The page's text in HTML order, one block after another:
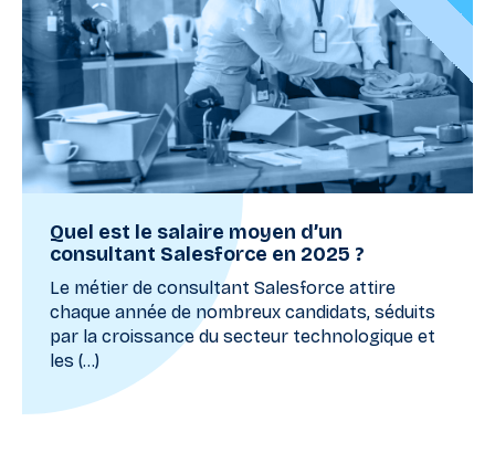
Quel est le salaire moyen d’un
consultant Salesforce en 2025 ?
Le métier de consultant Salesforce attire
chaque année de nombreux candidats, séduits
par la croissance du secteur technologique et
les (...)